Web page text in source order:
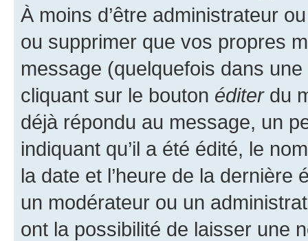
À moins d’être administrateur
ou supprimer que vos propres
message (quelquefois dans
cliquant sur le bouton éditerdu
déjà répondu au message, un
indiquant qu’il a été édité, le
la date et l’heure de la dernière
un modérateur ou un
ont la possibilité de laisser une